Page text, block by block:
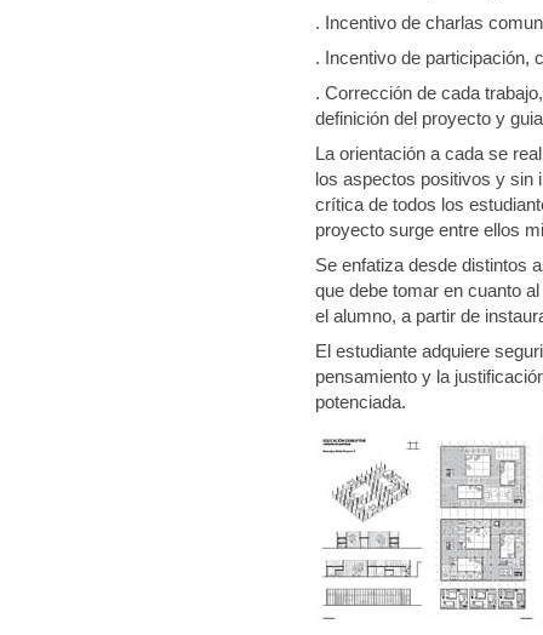
. Incentivo de charlas
. Incentivo de participación,
. Corrección de cada
definición del proyecto y
La orientación a cada se
los aspectos positivos y sin
crítica de todos los
proyecto surge entre ellos
Se enfatiza desde distintos
que debe tomar en cuanto
el alumno, a partir de
El estudiante adquiere
pensamiento y la
potenciada.